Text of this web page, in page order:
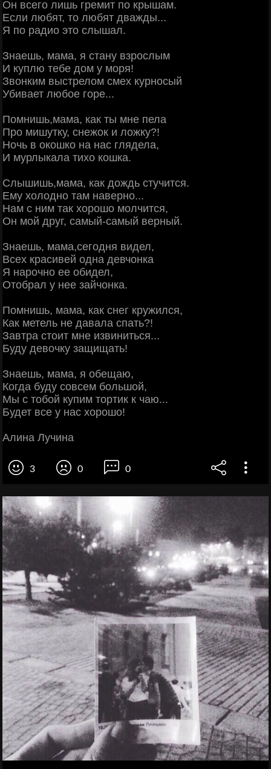
Он всего лишь гремит по крышам.
Если любят, то любят дважды...
Я по радио это слышал.
Знаешь, мама, я стану взрослым
И куплю тебе дом у моря!
Звонким выстрелом смех курносый
Убивает любое горе...
Помнишь,мама, как ты мне пела
Про мишутку, снежок и ложку?!
Ночь в окошко на нас глядела,
И мурлыкала тихо кошка.
Слышишь,мама, как дождь стучится.
Ему холодно там наверно...
Нам с ним так хорошо молчится,
Он мой друг, самый-самый верный.
Знаешь, мама,сегодня видел,
Всех красивей одна девчонка
Я нарочно ее обидел,
Отобрал у нее зайчонка.
Помнишь, мама, как снег кружился,
Как метель не давала спать?!
Завтра стоит мне извиниться...
Буду девочку защищать!
Знаешь, мама, я обещаю,
Когда буду совсем большой,
Мы с тобой купим тортик к чаю...
Будет все у нас хорошо!
Алина Лучина
3 0 0